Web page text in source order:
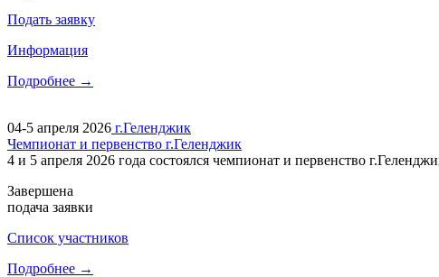
Подать заявку
Информация
Подробнее →
04-5 апреля 2026 г.Геленджик
Чемпионат и первенство г.Геленджик
4 и 5 апреля 2026 года состоялся чемпионат и первенство
Завершена
подача заявки
Cписок участников
Подробнее →